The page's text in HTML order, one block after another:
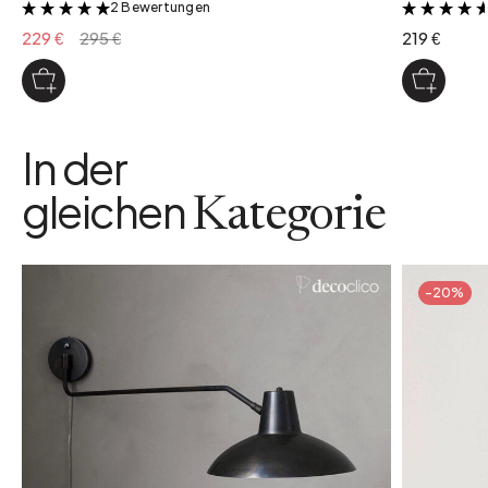
&
2 Bewertungen
229 € 295 € 219 €
In der
gleichenKategorie
-20%